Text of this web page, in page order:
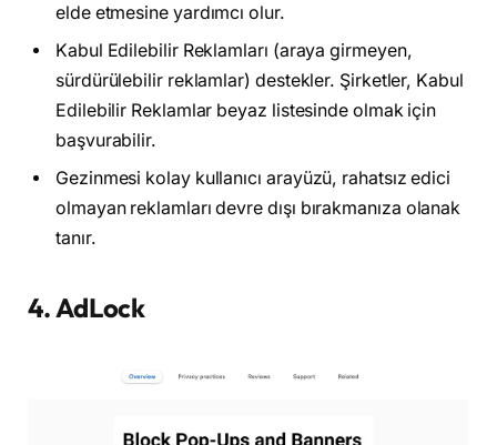
elde etmesine yardımcı olur.
Kabul Edilebilir Reklamları (araya girmeyen,
sürdürülebilir reklamlar) destekler. Şirketler, Kabul
Edilebilir Reklamlar beyaz listesinde olmak için
başvurabilir.
Gezinmesi kolay kullanıcı arayüzü, rahatsız edici
olmayan reklamları devre dışı bırakmanıza olanak
tanır.
4. AdLock